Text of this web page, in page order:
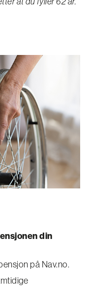
din
på Nav.no.